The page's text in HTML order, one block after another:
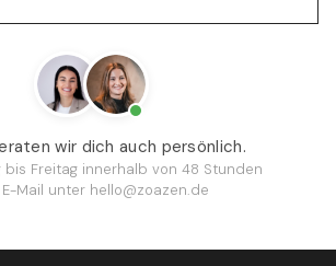
wir dich auch persönlich.
bis Freitag innerhalb von 48 Stunden
Mail unter hello@zoazen.de